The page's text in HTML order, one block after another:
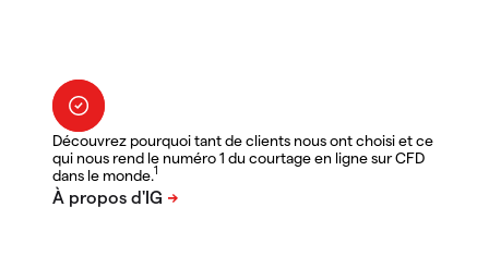
Découvrez pourquoi tant de clients nous ont choisi et ce
qui nous rend le numéro 1 du courtage en ligne sur CFD
dans le monde.1